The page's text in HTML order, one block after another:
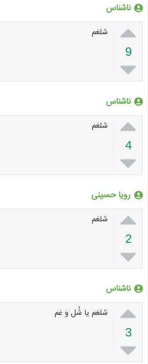
ناشناس

9

شلغم
ناشناس

4

شلغم
رویا حسينی

2

شلغم
ناشناس

3

شلغم یا شُل و غم